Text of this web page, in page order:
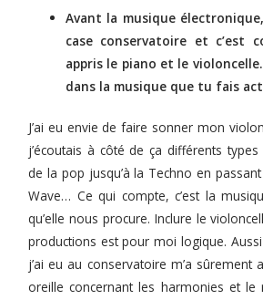
Avant la musique
case conservatoire et c’est
appris le piano et le
dans la musique que tu fais
J’ai eu envie de faire sonner mon
j’écoutais à côté de ça différents
de la pop jusqu’à la Techno en
Wave… Ce qui compte, c’est la
qu’elle nous procure. Inclure le
productions est pour moi logique. Aussi
j’ai eu au conservatoire m’a sûrement
oreille concernant les harmonies et le